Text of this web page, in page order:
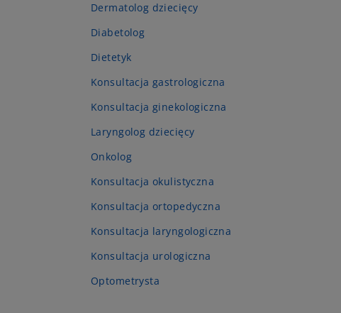
Dermatolog dziecięcy
Diabetolog
Dietetyk
Konsultacja gastrologiczna
Konsultacja ginekologiczna
Laryngolog dziecięcy
Onkolog
Konsultacja okulistyczna
Konsultacja ortopedyczna
Konsultacja laryngologiczna
Konsultacja urologiczna
Optometrysta